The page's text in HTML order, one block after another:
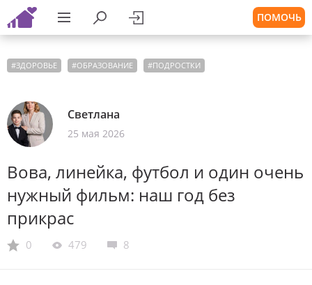
ПОМОЧЬ
#ЗДОРОВЬЕ #ОБРАЗОВАНИЕ #ПОДРОСТКИ
Светлана
25 мая 2026
Вова, линейка, футбол и один очень
нужный фильм: наш год без
прикрас
0 479 8